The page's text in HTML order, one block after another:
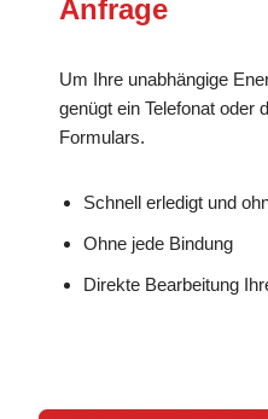
Anfrage
Um Ihre unabhängige
genügt ein Telefonat oder
Formulars.
Schnell erledigt und
Ohne jede Bindung
Direkte Bearbeitung